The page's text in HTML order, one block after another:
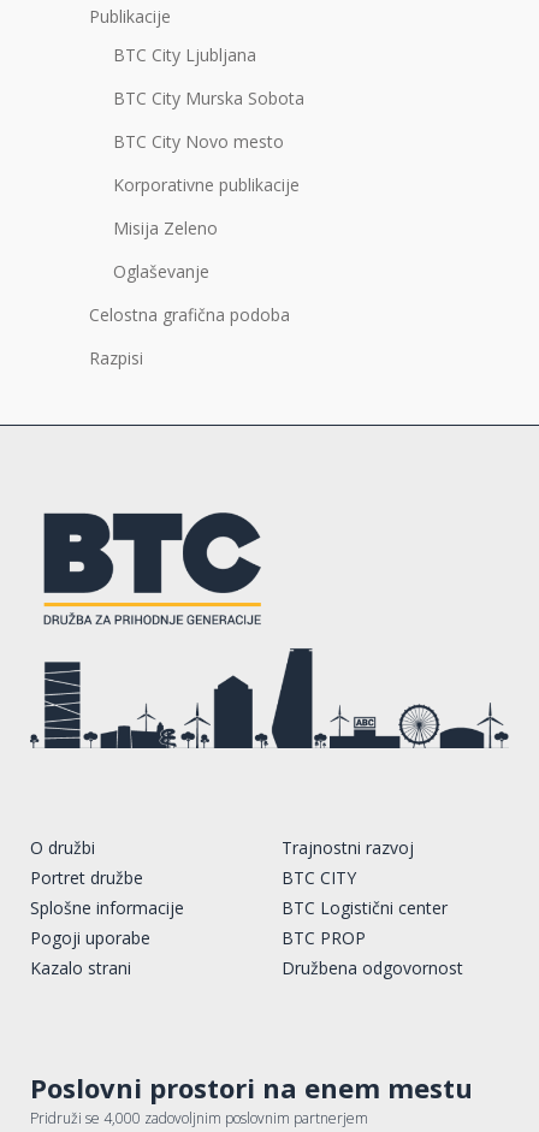
Publikacije
BTC City Ljubljana
BTC City Murska Sobota
BTC City Novo mesto
Korporativne publikacije
Misija Zeleno
Oglaševanje
Celostna grafična podoba
Razpisi
O družbi
Portret družbe
Splošne informacije
Pogoji uporabe
Kazalo strani
Trajnostni razvoj
BTC CITY
BTC Logistični center
BTC PROP
Družbena odgovornost
Poslovni prostori na enem mestu
Pridruži se 4,000 zadovoljnim poslovnim partnerjem